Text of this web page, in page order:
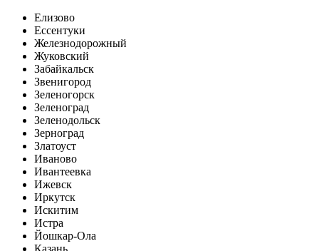
Елизово
Ессентуки
Железнодорожный
Жуковский
Забайкальск
Звенигород
Зеленогорск
Зеленоград
Зеленодольск
Зерноград
Златоуст
Иваново
Ивантеевка
Ижевск
Иркутск
Искитим
Истра
Йошкар-Ола
Казань